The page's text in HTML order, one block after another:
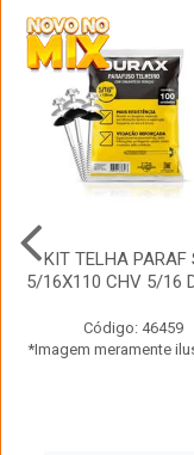
KIT TELHA PARAF
5/16X110 CHV 5/16
Código: 46459
*Imagem meramente